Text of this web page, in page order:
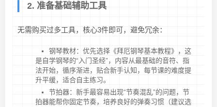
2. 准备基础辅助工具
无需购买过多工具，核心3件即可，避免冗余：
钢琴教材：优先选择《拜厄钢琴基本教程》，这
是自学钢琴的“入门圣经”，内容从最基础的音符、指
法开始，循序渐进，贴合新手认知，每节课的难度提
升平缓，适合自主练习。
节拍器：新手最容易出现“节奏混乱”的问题，节
拍器能帮你固定节奏，培养良好的弹奏习惯（建议选